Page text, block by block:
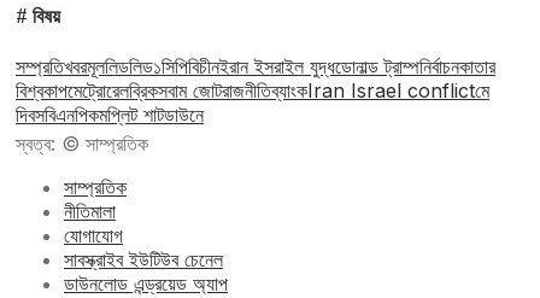
# বিষয়
সম্প্রতিখবরমূললিডলিড১সিপিবিচীনইরান ইসরাইল যুদ্ধডোনাল্ড ট্রাম্পনির্বাচনকাতার
বিশ্বকাপমেট্রোরেলব্রিকসবাম জোটরাজনীতিব্যাংকIran Israel conflictমে
দিবসবিএনপিকমপ্লিট শাটডাউনে
স্বত্ব: © সাম্প্রতিক
সাম্প্রতিক
নীতিমালা
যোগাযোগ
সাবস্ক্রাইব ইউটিউব চেনেল
ডাউনলোড এন্ড্রয়েড অ্যাপ